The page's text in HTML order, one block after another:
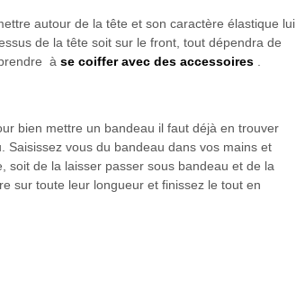
autour de la tête et son caractère élastique lui
de la tête soit sur le front, tout dépendra de
à se coiffer avec des accessoires .
bien mettre un bandeau il faut déjà en trouver
vous du bandeau dans vos mains et
soit de la laisser passer sous bandeau et de la
sur toute leur longueur et finissez le tout en